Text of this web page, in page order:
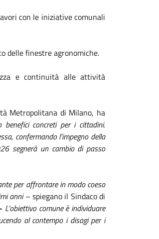
con le iniziative comunali
delle finestre agronomiche.
e continuità alle attività
Metropolitana di Milano, ha
concreti per i cittadini.
confermando l’impegno della
segnerà un cambio di passo
per affrontare in modo coeso
anni– spiegano il Sindaco di
L’obiettivo comune è individuare
al contempo i disagi per i